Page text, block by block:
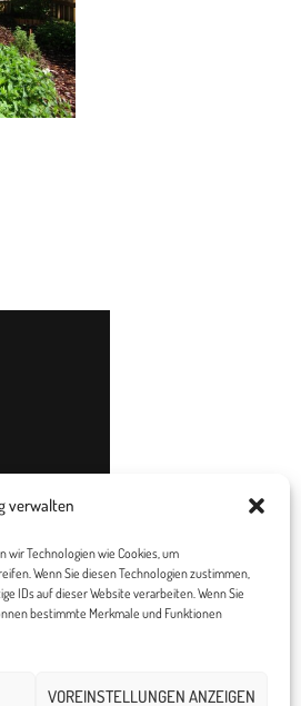
verwalten
Technologien wie Cookies, um
Wenn Sie diesen Technologien zustimmen,
IDs auf dieser Website verarbeiten. Wenn Sie
bestimmte Merkmale und Funktionen
VOREINSTELLUNGEN ANZEIGEN